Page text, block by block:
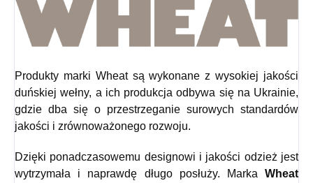
Produkty marki Wheat są wykonane z wysokiej jakości
duńskiej wełny, a ich produkcja odbywa się na Ukrainie,
gdzie dba się o przestrzeganie surowych standardów
jakości i zrównoważonego rozwoju.
Dzięki ponadczasowemu designowi i jakości odzież jest
wytrzymała i naprawdę długo posłuży. Marka Wheat